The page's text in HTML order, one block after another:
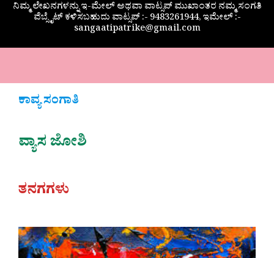
ನಿಮ್ಮ ಲೇಖನಗಳನ್ನು ಇ-ಮೇಲ್ ಅಥವಾ ವಾಟ್ಸಪ್ ಮುಖಾಂತರ ನಮ್ಮ ಸಂಗತಿ
ವೆಬ್ಸೈಟ್ ಕಳಿಸಬಹುದು ವಾಟ್ಸಪ್‌ :- 9483261944, ಇಮೇಲ್ :-
sangaatipatrike@gmail.com
ಕಾವ್ಯ ಸಂಗಾತಿ
ವ್ಯಾಸ ಜೋಶಿ
ತನಗಗಳು